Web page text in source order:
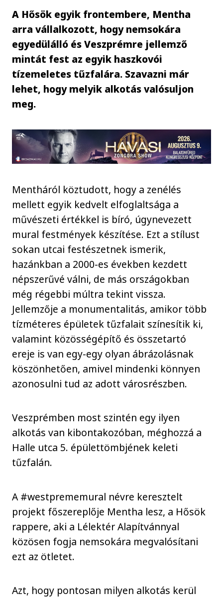
A Hősök egyik frontembere, Mentha
arra vállalkozott, hogy nemsokára
egyedülálló és Veszprémre jellemző
mintát fest az egyik haszkovói
tízemeletes tűzfalára. Szavazni már
lehet, hogy melyik alkotás valósuljon
meg.
Mentháról köztudott, hogy a zenélés
mellett egyik kedvelt elfoglaltsága a
művészeti értékkel is bíró, úgynevezett
mural festmények készítése. Ezt a stílust
sokan utcai festészetnek ismerik,
hazánkban a 2000-es években kezdett
népszerűvé válni, de más országokban
még régebbi múltra tekint vissza.
Jellemzője a monumentalitás, amikor több
tízméteres épületek tűzfalait színesítik ki,
valamint közösségépítő és összetartó
ereje is van egy-egy olyan ábrázolásnak
köszönhetően, amivel mindenki könnyen
azonosulni tud az adott városrészben.
Veszprémben most szintén egy ilyen
alkotás van kibontakozóban, méghozzá a
Halle utca 5. épülettömbjének keleti
tűzfalán.
A #westprememural névre keresztelt
projekt főszereplője Mentha lesz, a Hősök
rappere, aki a Lélektér Alapítvánnyal
közösen fogja nemsokára megvalósítani
ezt az ötletet.
Azt, hogy pontosan milyen alkotás kerül